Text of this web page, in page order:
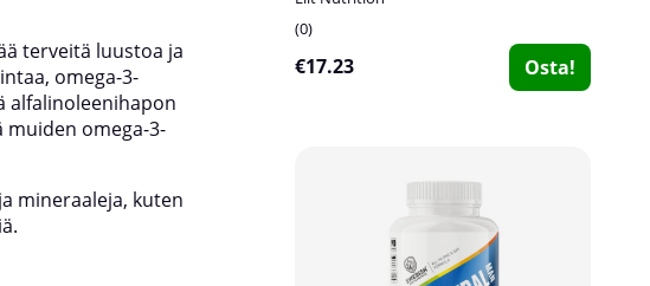
0
€17.23 Osta!
terveitä luustoa ja
omega-3-
alfalinoleenihapon
muiden omega-3-
mineraaleja, kuten
1 tabletti päivässä